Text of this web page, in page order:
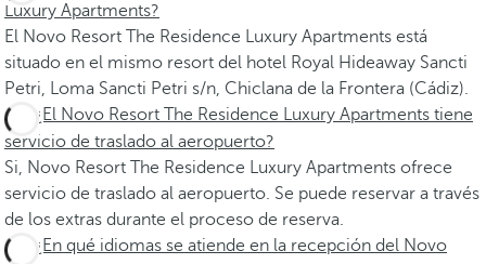
Luxury Apartments?
El Novo Resort The Residence Luxury Apartments está
situado en el mismo resort del hotel Royal Hideaway Sancti
Petri, Loma Sancti Petri s/n, Chiclana de la Frontera (Cádiz).
¿El Novo Resort The Residence Luxury Apartments tiene
servicio de traslado al aeropuerto?
Si, Novo Resort The Residence Luxury Apartments ofrece
servicio de traslado al aeropuerto. Se puede reservar a través
de los extras durante el proceso de reserva.
¿En qué idiomas se atiende en la recepción del Novo